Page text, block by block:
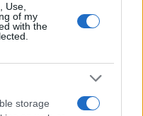
Use,
of my
with the
storage
lehetséges,
Izrael-
az
kialakítani